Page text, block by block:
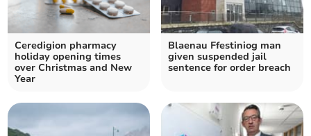
Ceredigion pharmacy
holiday opening times
over Christmas and New
Year
Blaenau Ffestiniog man
given suspended jail
sentence for order breach